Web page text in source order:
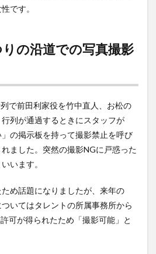
です。
の沿道での写真撮影
で前田利家役を竹中直人、お松の
列が通過するときにスタッフが
」の掲示板を持って撮影禁止を呼び
ました。突然の撮影NGに戸惑った
います。
め話題になりましたが、来年の
ついてはタレントの所属事務所から
可が得られたため「撮影可能」と